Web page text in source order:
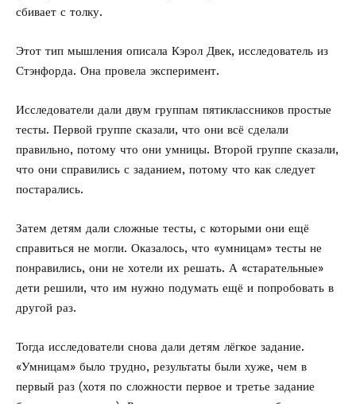
сбивает с толку.
Этот тип мышления описала Кэрол Двек, исследователь из
Стэнфорда. Она провела эксперимент.
Исследователи дали двум группам пятиклассников простые
тесты. Первой группе сказали, что они всё сделали
правильно, потому что они умницы. Второй группе сказали,
что они справились с заданием, потому что как следует
постарались.
Затем детям дали сложные тесты, с которыми они ещё
справиться не могли. Оказалось, что «умницам» тесты не
понравились, они не хотели их решать. А «старательные»
дети решили, что им нужно подумать ещё и попробовать в
другой раз.
Тогда исследователи снова дали детям лёгкое задание.
«Умницам» было трудно, результаты были хуже, чем в
первый раз (хотя по сложности первое и третье задание